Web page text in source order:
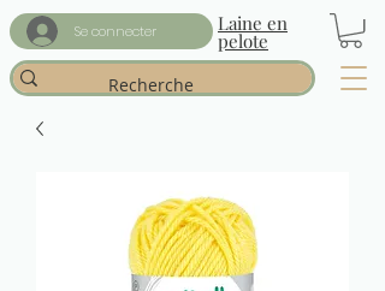
Se connecter Laine en
pelote